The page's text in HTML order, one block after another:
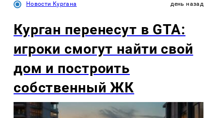
Новости Кургана день назад
Курган перенесут в GTA:
игроки смогут найти свой
дом и построить
собственный ЖК